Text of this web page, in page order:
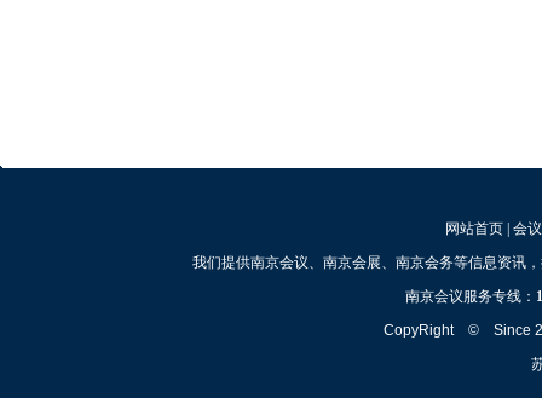
网站首页| 会
我们提供南京会议、南京会展、南京会务等信息资讯
南京会议服务专线：
CopyRight © Since